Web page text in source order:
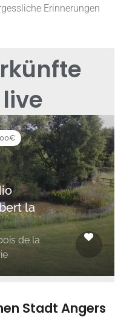
Erinnerungen
la
de la
Stadt Angers